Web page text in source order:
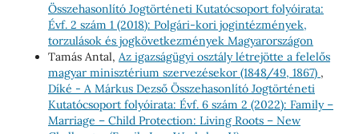
Összehasonlító Jogtörténeti Kutatócsoport folyóirata:
Évf. 2 szám 1 (2018): Polgári-kori jogintézmények,
torzulások és jogkövetkezmények Magyarországon
Tamás Antal, Az igazságügyi osztály létrejötte a felelős
magyar minisztérium szervezésekor (1848/49, 1867) ,
Díké - A Márkus Dezső Összehasonlító Jogtörténeti
Kutatócsoport folyóirata: Évf. 6 szám 2 (2022): Family –
Marriage – Child Protection: Living Roots – New